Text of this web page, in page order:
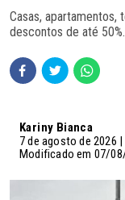
Casas,
descontos de até
Kariny Bianca
7 de agosto de 2026 |
Modificado em 07/